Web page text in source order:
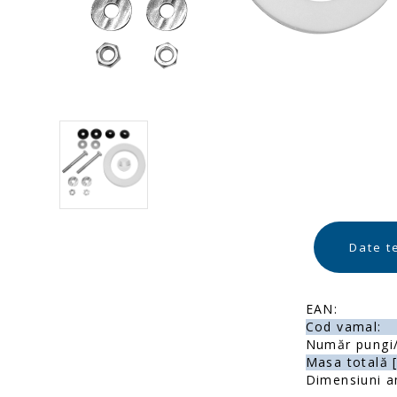
Date
EAN:
Cod vamal:
Număr
Masa totală
Dimensiuni